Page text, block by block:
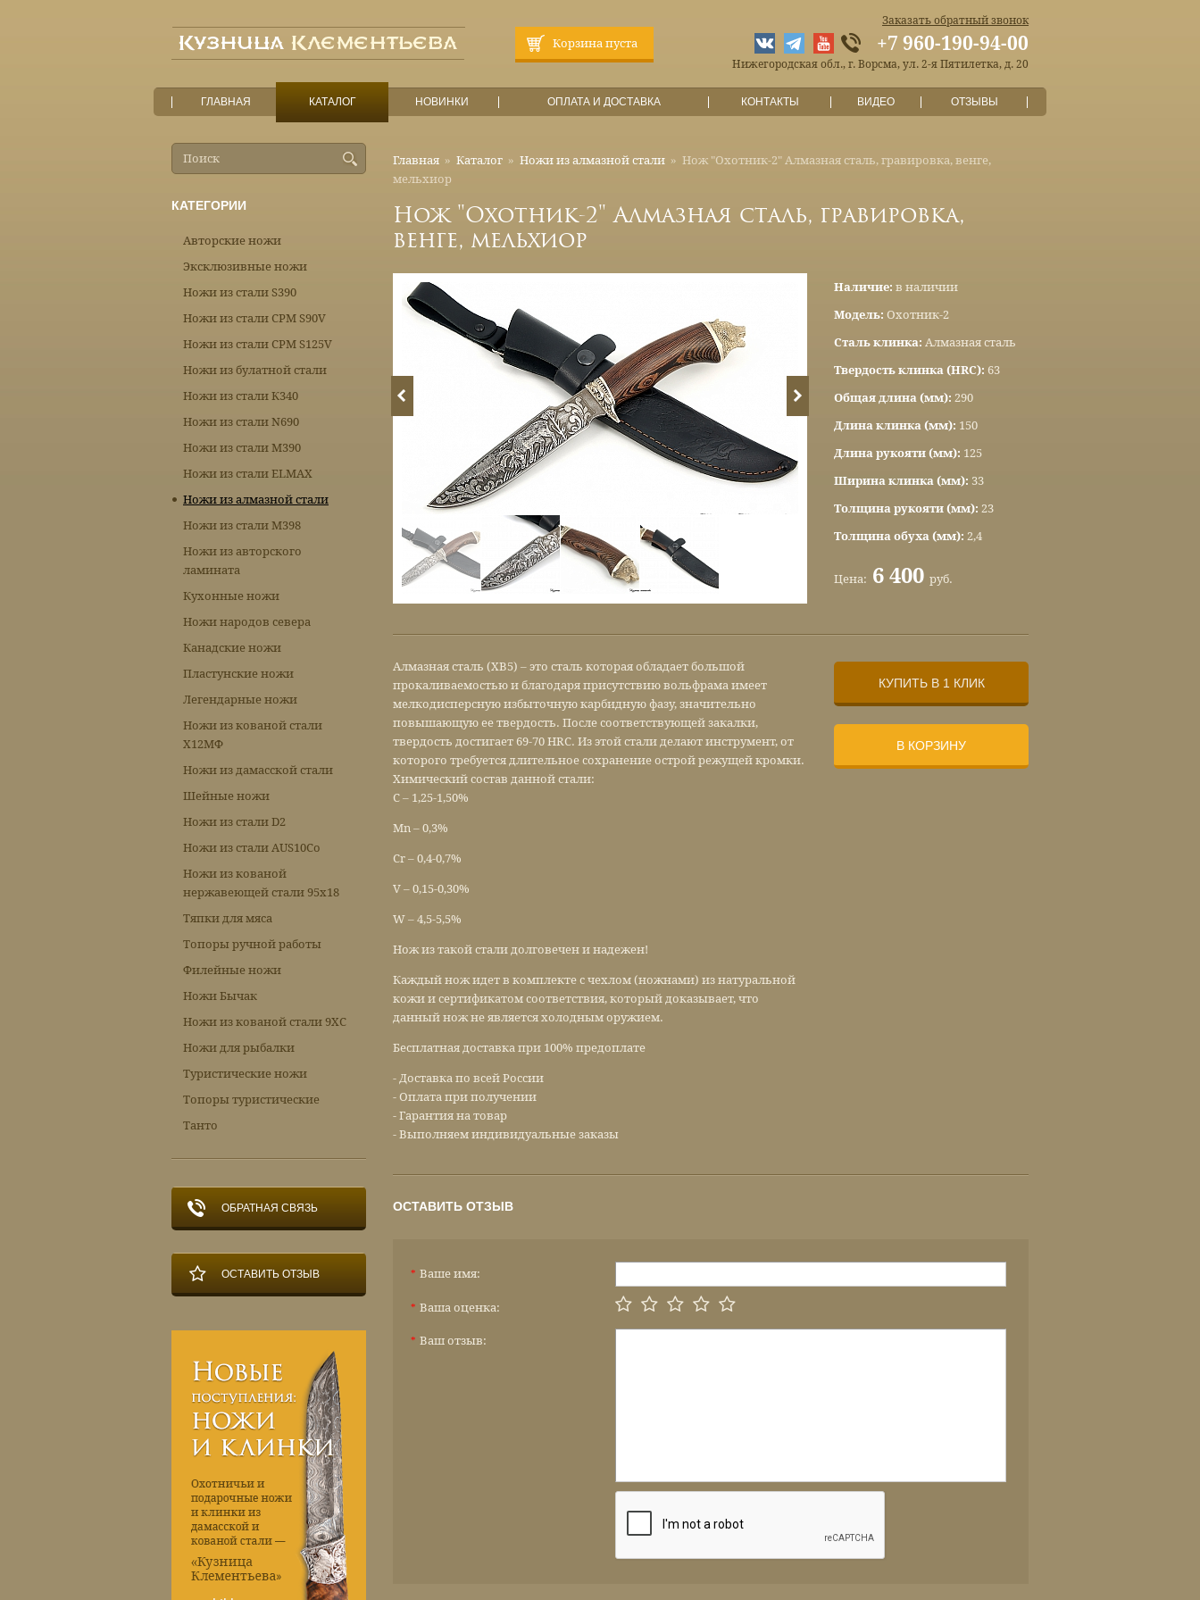
Корзина пуста
Заказать обратный звонок
+7 960-190-94-00
Нижегородская обл., г. Ворсма, ул. 2-я Пятилетка, д. 20
ГЛАВНАЯ КАТАЛОГ НОВИНКИ ОПЛАТА И ДОСТАВКА КОНТАКТЫ ВИДЕО ОТЗЫВЫ
Главная » Каталог » Ножи из алмазной стали » Нож "Охотник-2" Алмазная сталь, гравировка, венге,
мельхиор
Нож "Охотник-2" Алмазная сталь, гравировка,
венге, мельхиор
Наличие: в наличии
Модель: Охотник-2
Сталь клинка: Алмазная сталь
Твердость клинка (HRC): 63
Общая длина (мм): 290
Длина клинка (мм): 150
Длина рукояти (мм): 125
Ширина клинка (мм): 33
Толщина рукояти (мм): 23
Толщина обуха (мм): 2,4
Цена: 6 400 руб.
Алмазная сталь (ХВ5) – это сталь которая обладает большой
прокаливаемостью и благодаря присутствию вольфрама имеет
мелкодисперсную избыточную карбидную фазу, значительно
повышающую ее твердость. После соответствующей закалки,
твердость достигает 69-70 HRC. Из этой стали делают инструмент, от
которого требуется длительное сохранение острой режущей кромки.
Химический состав данной стали:
С – 1,25-1,50%
Mn – 0,3%
Cr – 0,4-0,7%
V – 0,15-0,30%
W – 4,5-5,5%
Нож из такой стали долговечен и надежен!
Каждый нож идет в комплекте с чехлом (ножнами) из натуральной
кожи и сертификатом соответствия, который доказывает, что
данный нож не является холодным оружием.
Бесплатная доставка при 100% предоплате
- Доставка по всей России
- Оплата при получении
- Гарантия на товар
- Выполняем индивидуальные заказы
КУПИТЬ В 1 КЛИК
В КОРЗИНУ
ОСТАВИТЬ ОТЗЫВ
Ваше имя:
*
Ваша оценка:
*
Ваш отзыв:
*
КАТЕГОРИИ
Авторские ножи
Эксклюзивные ножи
Ножи из стали S390
Ножи из стали CPM S90V
Ножи из стали CPM S125V
Ножи из булатной стали
Ножи из стали К340
Ножи из стали N690
Ножи из стали М390
Ножи из стали ELMAX
Ножи из алмазной стали
Ножи из стали М398
Ножи из авторского
ламината
Кухонные ножи
Ножи народов севера
Канадские ножи
Пластунские ножи
Легендарные ножи
Ножи из кованой стали
Х12МФ
Ножи из дамасской стали
Шейные ножи
Ножи из стали D2
Ножи из стали AUS10Co
Ножи из кованой
нержавеющей стали 95х18
Тяпки для мяса
Топоры ручной работы
Филейные ножи
Ножи Бычак
Ножи из кованой стали 9ХС
Ножи для рыбалки
Туристические ножи
Топоры туристические
Танто
ОБРАТНАЯ СВЯЗЬ
ОСТАВИТЬ ОТЗЫВ